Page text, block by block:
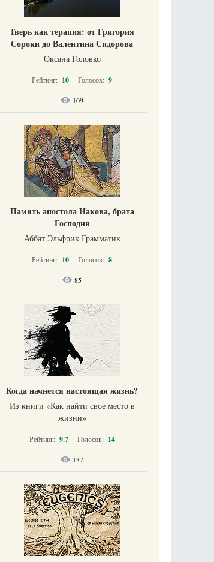
Тверь как терапия: от Григория
Сороки до Валентина Сидорова
Оксана Головко
Рейтинг: 10 Голосов: 9
109
Память апостола Иакова, брата
Господня
Аббат Эльфрик Грамматик
Рейтинг: 10 Голосов: 8
85
Когда начнется настоящая жизнь?
Из книги «Как найти свое место в
жизни​»
Рейтинг: 9.7 Голосов: 14
137